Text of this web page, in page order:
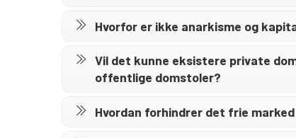
Hvorfor er ikke anarkisme og
Vil det kunne eksistere private
offentlige domstoler?
Hvordan forhindrer det frie